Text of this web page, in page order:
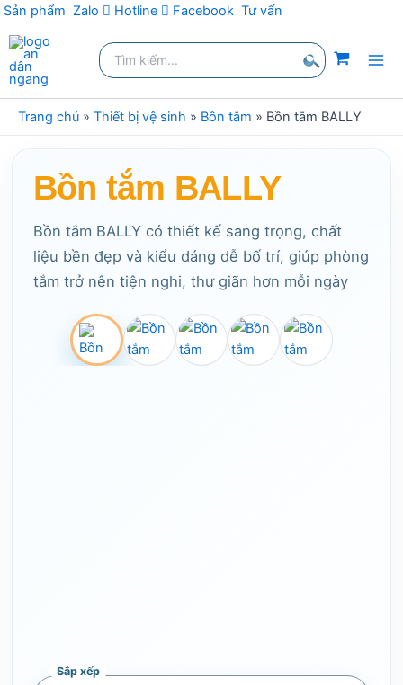
Sản phẩm Zalo Hotline Facebook Tư vấn
Nhảy
tới
nội
dung
Tìm
kiếm:
kiếm
Trang chủ » Thiết bị vệ sinh » Bồn tắm » Bồn tắm BALLY
Bồn tắm BALLY
Bồn tắm BALLY có thiết kế sang trọng, chất
liệu bền đẹp và kiểu dáng dễ bố trí, giúp phòng
tắm trở nên tiện nghi, thư giãn hơn mỗi ngày